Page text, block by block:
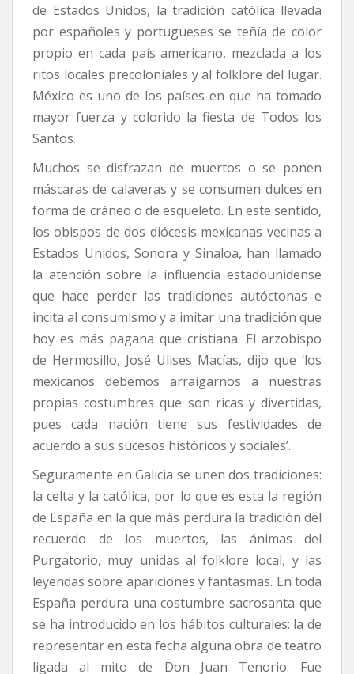
de Estados Unidos, la tradición católica llevada
por españoles y portugueses se teñía de color
propio en cada país americano, mezclada a los
ritos locales precoloniales y al folklore del lugar.
México es uno de los países en que ha tomado
mayor fuerza y colorido la fiesta de Todos los
Santos.
Muchos se disfrazan de muertos o se ponen
máscaras de calaveras y se consumen dulces en
forma de cráneo o de esqueleto. En este sentido,
los obispos de dos diócesis mexicanas vecinas a
Estados Unidos, Sonora y Sinaloa, han llamado
la atención sobre la influencia estadounidense
que hace perder las tradiciones autóctonas e
incita al consumismo y a imitar una tradición que
hoy es más pagana que cristiana. El arzobispo
de Hermosillo, José Ulises Macías, dijo que ‘los
mexicanos debemos arraigarnos a nuestras
propias costumbres que son ricas y divertidas,
pues cada nación tiene sus festividades de
acuerdo a sus sucesos históricos y sociales’.
Seguramente en Galicia se unen dos tradiciones:
la celta y la católica, por lo que es esta la región
de España en la que más perdura la tradición del
recuerdo de los muertos, las ánimas del
Purgatorio, muy unidas al folklore local, y las
leyendas sobre apariciones y fantasmas. En toda
España perdura una costumbre sacrosanta que
se ha introducido en los hábitos culturales: la de
representar en esta fecha alguna obra de teatro
ligada al mito de Don Juan Tenorio. Fue